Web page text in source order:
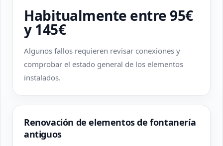
Habitualmente entre 95€
y 145€
Algunos fallos requieren revisar conexiones y
comprobar el estado general de los elementos
instalados.
Renovación de elementos de fontanería
antiguos